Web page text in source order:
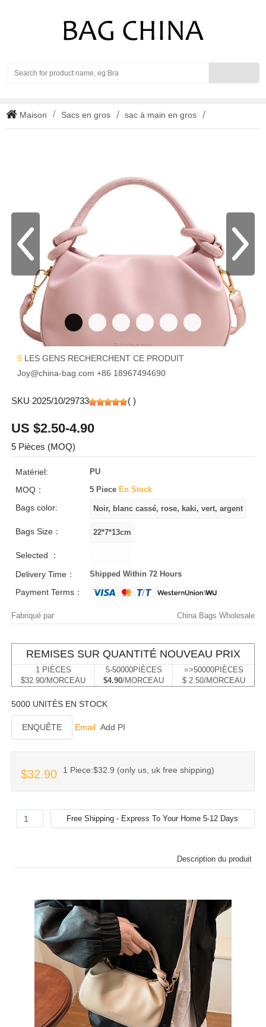
Maison Sacs en gros sac à main en gros
9 LES GENS RECHERCHENT CE PRODUIT
Joy@china-bag.com +86 18967494690
SKU 2025/10/29733 ( )
US $2.50-4.90
5 Pièces (MOQ)
Matériel: PU
MOQ： 5 Piece En Stock
Bags color:
Bags Size：
Selected ：
Delivery Time：
Shipped Within 72 Hours
Payment Terms：
Fabriqué par China Bags Wholesale
REMISES SUR QUANTITÉ NOUVEAU PRIX
1 PIÈCES
$32.90/MORCEAU
5-50000PIÈCES
$4.90/MORCEAU
=>50000PIÈCES
$ 2.50/MORCEAU
5000 UNITÉS EN STOCK
ENQUÊTE Email Add PI
$32.90 1 Piece:$32.9 (only us, uk free shipping)
Description du produit